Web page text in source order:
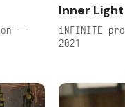
—
Inner Light
iNFINITE
2021